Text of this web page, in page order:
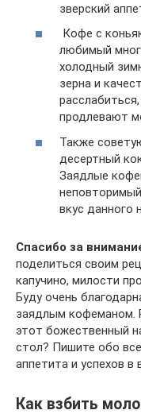
зверский
Кофе с
любимый
холодный
зерна и
продлевают
Также
десертный
Заядлые
вкус данного
Спасибо за
поделиться своим
капучино, милости
Буду очень
заядлым кофеманом.
этот божественный
стол? Пишите обо
аппетита и успехов в
Как взбить